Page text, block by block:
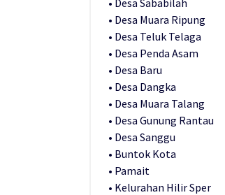
• Desa Muara Ripung
• Desa Teluk Telaga
• Desa Penda Asam
• Desa Baru
• Desa Dangka
• Desa Muara Talang
• Desa Gunung Rantau
• Desa Sanggu
• Buntok Kota
• Pamait
• Kelurahan Hilir Sper